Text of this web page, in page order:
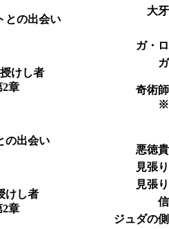
との出会い
大
けし者
2章
ガ・
奇術
※
の出会い
悪徳
けし者
2章
見張
見張
ジュダの